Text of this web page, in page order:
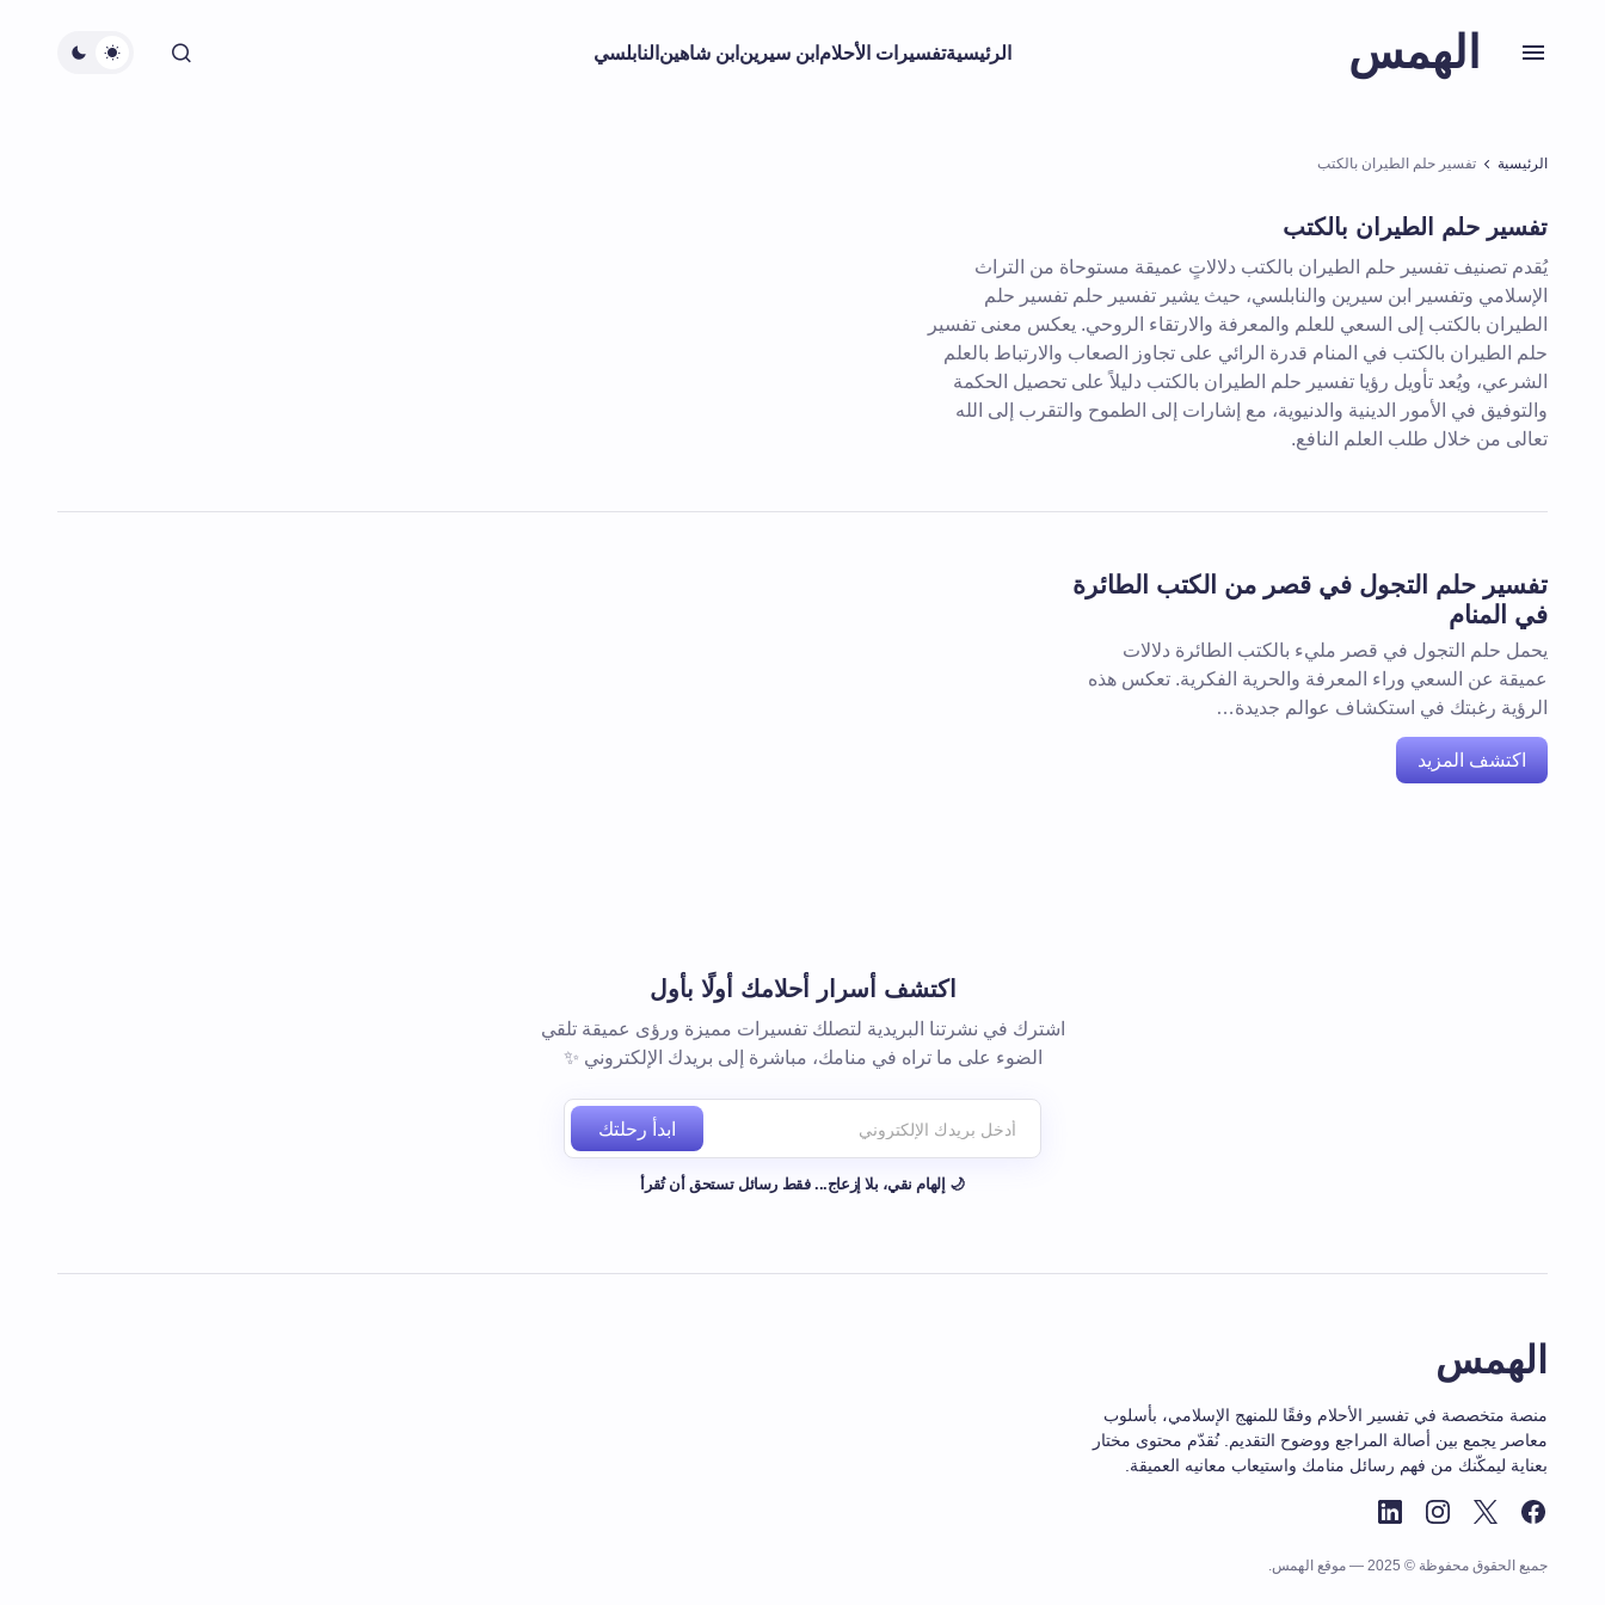
الهمس الرئيسيةتفسيرات الأحلام ابن سيرين ابن شاهين النابلسي
الرئيسية تفسير حلم الطيران بالكتب
تفسير حلم الطيران بالكتب
يُقدم تصنيف تفسير حلم الطيران بالكتب دلالاتٍ عميقة مستوحاة من التراث
الإسلامي وتفسير ابن سيرين والنابلسي، حيث يشير تفسير حلم تفسير حلم
الطيران بالكتب إلى السعي للعلم والمعرفة والارتقاء الروحي. يعكس معنى تفسير
حلم الطيران بالكتب في المنام قدرة الرائي على تجاوز الصعاب والارتباط بالعلم
الشرعي، ويُعد تأويل رؤيا تفسير حلم الطيران بالكتب دليلاً على تحصيل الحكمة
والتوفيق في الأمور الدينية والدنيوية، مع إشارات إلى الطموح والتقرب إلى الله
تعالى من خلال طلب العلم النافع.
تفسير حلم التجول في قصر من الكتب الطائرة
في المنام
يحمل حلم التجول في قصر مليء بالكتب الطائرة دلالات
عميقة عن السعي وراء المعرفة والحرية الفكرية. تعكس هذه
الرؤية رغبتك في استكشاف عوالم جديدة…
اكتشف المزيد
اكتشف أسرار أحلامك أولًا بأول
اشترك في نشرتنا البريدية لتصلك تفسيرات مميزة ورؤى عميقة تلقي
الضوء على ما تراه في منامك، مباشرة إلى بريدك الإلكتروني ✨
ابدأ رحلتك
🌙 إلهام نقي، بلا إزعاج... فقط رسائل تستحق أن تُقرأ
الهمس
منصة متخصصة في تفسير الأحلام وفقًا للمنهج الإسلامي، بأسلوب
معاصر يجمع بين أصالة المراجع ووضوح التقديم. نُقدّم محتوى مختار
بعناية ليمكّنك من فهم رسائل منامك واستيعاب معانيه العميقة.
جميع الحقوق محفوظة © 2025 — موقع الهمس.